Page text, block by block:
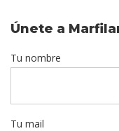
Únete a
Tu nombre
Tu mail